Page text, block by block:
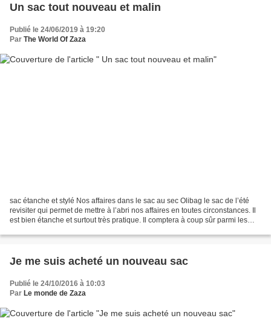
Un sac tout nouveau et malin
Publié le 24/06/2019 à 19:20
Par The World Of Zaza
sac étanche et stylé Nos affaires dans le sac au sec Olibag le sac de l’été
revisiter qui permet de mettre à l’abri nos affaires en toutes circonstances. Il
est bien étanche et surtout très pratique. Il comptera à coup sûr parmi les
Je me suis acheté un nouveau sac
Publié le 24/10/2016 à 10:03
Par Le monde de Zaza